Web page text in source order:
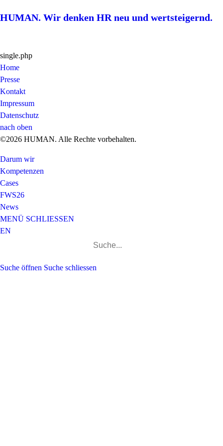
HUMAN. Wir denken HR neu und wertsteigernd.
single.php
Home
Presse
Kontakt
Impressum
Datenschutz
nach oben
©2026 HUMAN. Alle Rechte vorbehalten.
Darum wir
Kompetenzen
Cases
FWS26
News
MENÜ SCHLIESSEN
EN
Suche öffnen Suche schliessen